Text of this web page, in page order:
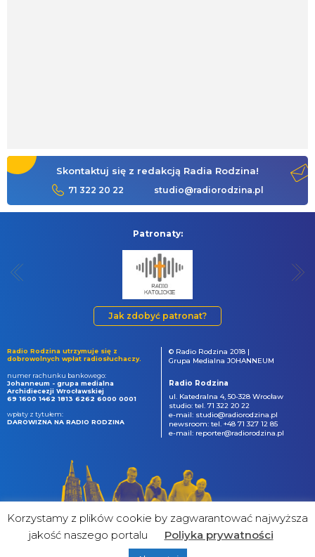
Skontaktuj się z redakcją Radia Rodzina!
71 322 20 22 studio@radiorodzina.pl
Patronaty:
Jak zdobyć patronat?
Radio Rodzina utrzymuje się z
dobrowolnych wpłat radiosłuchaczy.
numer rachunku bankowego:
Johanneum - grupa medialna
Archidiecezji Wrocławskiej
69 1600 1462 1813 6262 6000 0001
wpłaty z tytułem:
DAROWIZNA NA RADIO RODZINA
© Radio Rodzina 2018 |
Grupa Medialna JOHANNEUM
Radio Rodzina
ul. Katedralna 4, 50-328 Wrocław
studio: tel. 71 322 20 22
e-mail: studio@radiorodzina.pl
newsroom: tel. +48 71 327 12 85
e-mail: reporter@radiorodzina.pl
Korzystamy z plików cookie by zagwarantować najwyższa
jakość naszego portalu
Poliyka prywatności